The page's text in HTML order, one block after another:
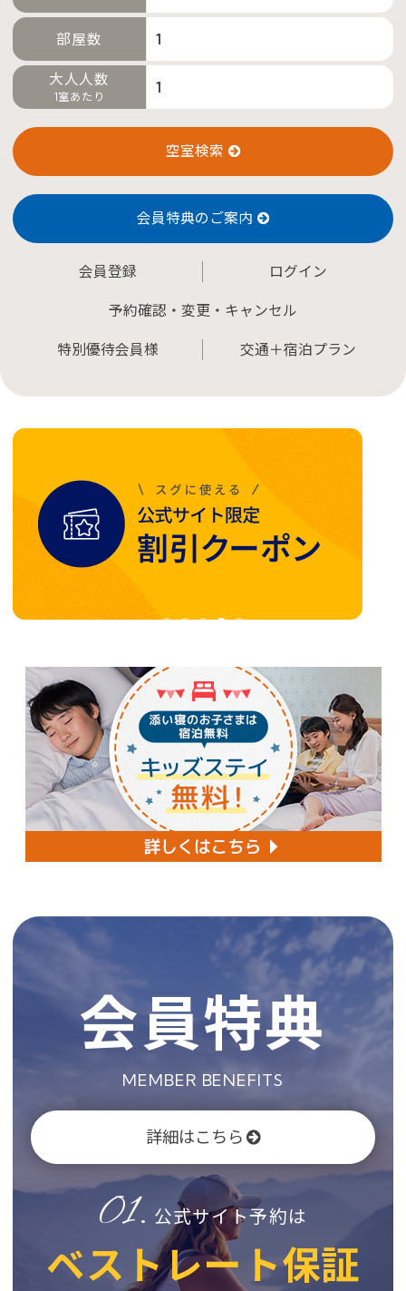
部屋数
大人人数
1室あたり
空室検索
会員特典のご案内
会員登録 ログイン
予約確認・変更・キャンセル
特別優待会員様 交通＋宿泊プラン
会員特典
MEMBER BENEFITS
詳細はこちら
01. 公式サイト予約は
ベストレート保証